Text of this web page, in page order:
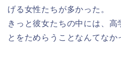
げる女性たちが多かった。
きっと彼女たちの中には、高
とをためらうことなんてなか